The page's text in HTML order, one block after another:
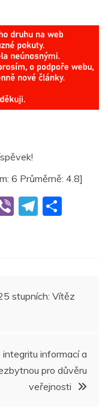
6 Průměrně: 4.8]
Vi T
m
stupních: Vítěz
integritu informací a
pro důvěru
veřejnosti